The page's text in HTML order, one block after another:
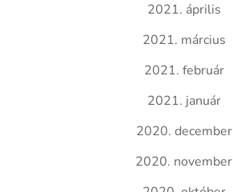
2021. április
2021. március
2021. február
2021. január
2020. december
2020. november